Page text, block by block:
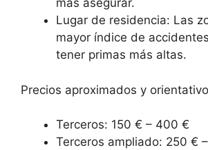
más asegurar.
Lugar de residencia: Las
mayor índice de
tener primas más altas.
Precios aproximados y
Terceros: 150 € – 400 €
Terceros ampliado: 250 €